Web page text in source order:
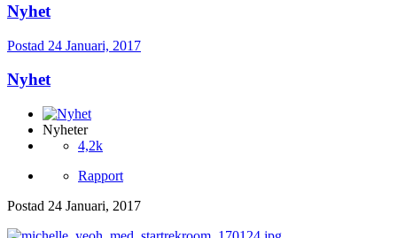
Nyhet
Postad 24 Januari, 2017
Nyhet
Nyheter
4,2k
Rapport
Postad 24 Januari, 2017